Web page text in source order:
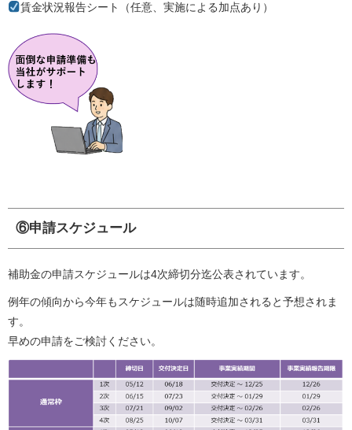
賃金状況報告シート（任意、実施による加点あり）
⑥申請スケジュール
補助金の申請スケジュールは4次締切分迄公表されています。
例年の傾向から今年もスケジュールは随時追加されると予想されま
す。
早めの申請をご検討ください。